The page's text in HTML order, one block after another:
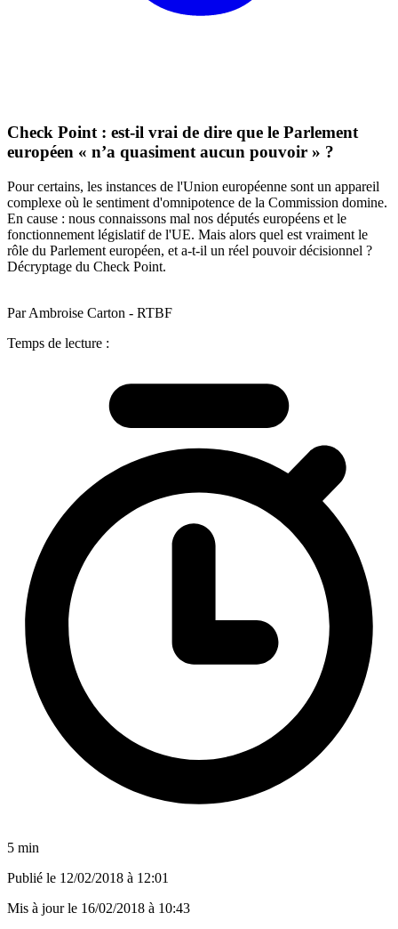
Check Point : est-il vrai de dire que le Parlement
européen « n’a quasiment aucun pouvoir » ?
Pour certains, les instances de l'Union européenne sont un appareil
complexe où le sentiment d'omnipotence de la Commission domine.
En cause : nous connaissons mal nos députés européens et le
fonctionnement législatif de l'UE. Mais alors quel est vraiment le
rôle du Parlement européen, et a-t-il un réel pouvoir décisionnel ?
Décryptage du Check Point.
Par Ambroise Carton - RTBF
Temps de lecture :
5 min
Publié le 12/02/2018 à 12:01
Mis à jour le 16/02/2018 à 10:43